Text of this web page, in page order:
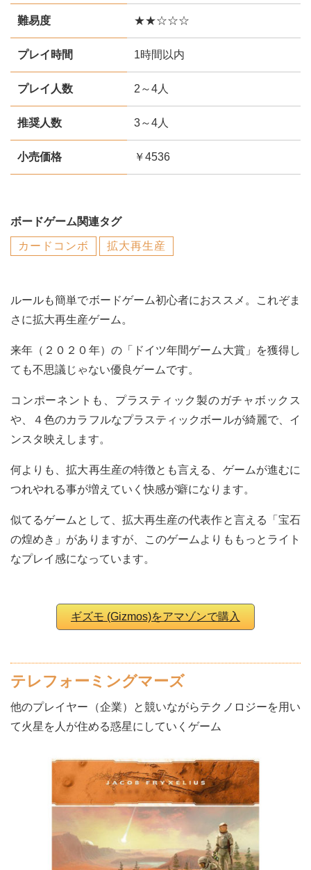
難易度 ★★☆☆☆
プレイ時間 1時間以内
プレイ人数 2～4人
推奨人数 3～4人
小売価格 ￥4536
ボードゲーム関連タグ
カードコンボ 拡大再生産
ルールも簡単でボードゲーム初心者におススメ。これぞま
さに拡大再生産ゲーム。
来年（２０２０年）の「ドイツ年間ゲーム大賞」を獲得し
ても不思議じゃない優良ゲームです。
コンポーネントも、プラスティック製のガチャボックス
や、４色のカラフルなプラスティックボールが綺麗で、イ
ンスタ映えします。
何よりも、拡大再生産の特徴とも言える、ゲームが進むに
つれやれる事が増えていく快感が癖になります。
似てるゲームとして、拡大再生産の代表作と言える「宝石
の煌めき」がありますが、このゲームよりももっとライト
なプレイ感になっています。
ギズモ (Gizmos)をアマゾンで購入
テレフォーミングマーズ
他のプレイヤー（企業）と競いながらテクノロジーを用い
て火星を人が住める惑星にしていくゲーム